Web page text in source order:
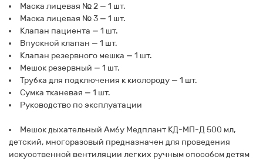
Маска лицевая № 2 — 1 шт.
Маска лицевая № 3 — 1 шт.
Клапан пациента — 1 шт.
Впускной клапан — 1 шт.
Клапан резервного мешка — 1 шт.
Мешок резервный — 1 шт.
Трубка для подключения к кислороду — 1 шт.
Сумка тканевая — 1 шт.
Руководство по эксплуатации
Мешок дыхательный Амбу Медплант КД-МП-Д 500 мл,
детский, многоразовый предназначен для проведения
искусственной вентиляции легких ручным способом детям